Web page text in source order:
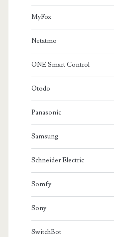
MyFox
Netatmo
ONE Smart Control
Otodo
Panasonic
Samsung
Schneider Electric
Somfy
Sony
SwitchBot